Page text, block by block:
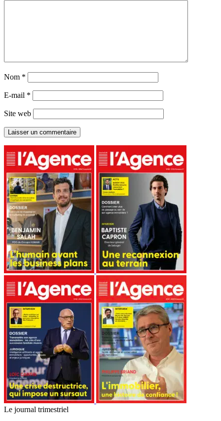
Nom *
E-mail *
Site web
Le journal trimestriel